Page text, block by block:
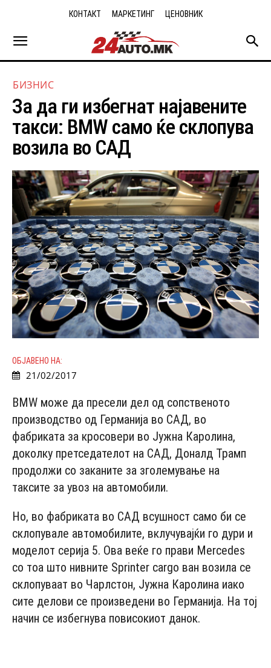
КОНТАКТ МАРКЕТИНГ ЦЕНОВНИК
БИЗНИС
За да ги избегнат најавените
такси: BMW само ќе склопува
возила во САД
ОБЈАВЕНО НА:
21/02/2017
BMW може да пресели дел од сопственото
производство од Германија во САД, во
фабриката за кросовери во Јужна Каролина,
доколку претседателот на САД, Доналд Трамп
продолжи со заканите за зголемување на
таксите за увоз на автомобили.
Но, во фабриката во САД всушност само би се
склопувале автомобилите, вклучувајќи го дури и
моделот серија 5. Ова веќе го прави Mercedes
со тоа што нивните Sprinter cargo ван возила се
склопуваат во Чарлстон, Јужна Каролина иако
сите делови се произведени во Германија. На тој
начин се избегнува повисокиот данок.